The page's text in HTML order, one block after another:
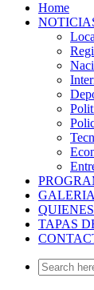
Home
TAPAS
Search
for: